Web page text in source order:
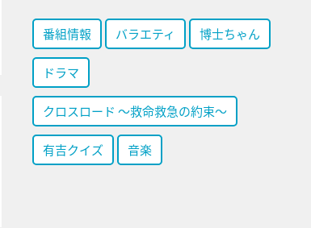
番組情報 バラエティ 博士ちゃん
ドラマ
クロスロード ～救命救急の約束～
有吉クイズ 音楽